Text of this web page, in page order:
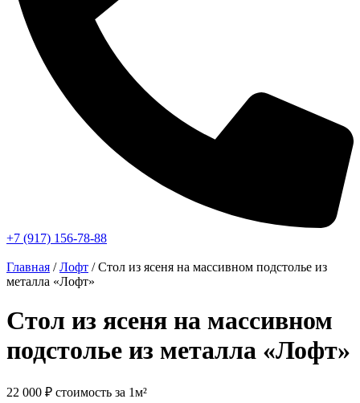
+7 (917) 156-78-88
Главная /Лофт / Стол из ясеня на массивном подстолье из
металла «Лофт»
Стол из ясеня на массивном
подстолье из металла «Лофт»
22 000 ₽ стоимость за 1м²